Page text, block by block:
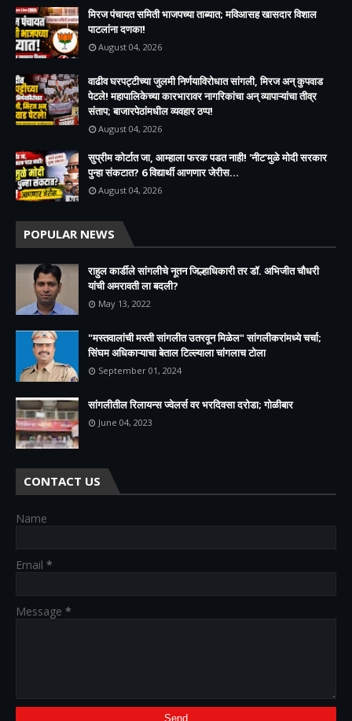
मिरज पंचायत समिती भाजपच्या ताब्यात; मविआसह खासदार विशाल
पाटलांना दणका!
August 04, 2026
वाढीव घरपट्टीच्या जुलमी निर्णयाविरोधात सांगली, मिरज अन् कुपवाड
पेटले! महापालिकेच्या कारभारावर नागरिकांचा अन् व्यापाऱ्यांचा तीव्र
संताप; बाजारपेठांमधील व्यवहार ठप्प!​
August 04, 2026
सुप्रीम कोर्टात जा, आम्हाला फरक पडत नाही! 'नीट'मुळे मोदी सरकार
पुन्हा संकटात? 6 विद्यार्थी आणणार जेरीस...
August 04, 2026
POPULAR NEWS
राहुल कार्डीले सांगलीचे नूतन जिल्हाधिकारी तर डॉ. अभिजीत चौधरी
यांची अमरावती ला बदली?
May 13, 2022
"मस्तवालांची मस्ती सांगलीत उतरवून मिळेल" सांगलीकरांमध्ये चर्चा;
सिंघम अधिकाऱ्याचा बेताल टिल्ल्याला चांगलाच टोला
September 01, 2024
सांगलीतील रिलायन्स ज्वेलर्स वर भरदिवसा दरोडा; गोळीबार
June 04, 2023
CONTACT US
Name
Email *
Message *